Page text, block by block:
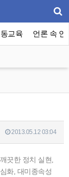
교육 언론 속 연
2013.05.12 03:04
끗한 정치 실현,
화, 대미종속성